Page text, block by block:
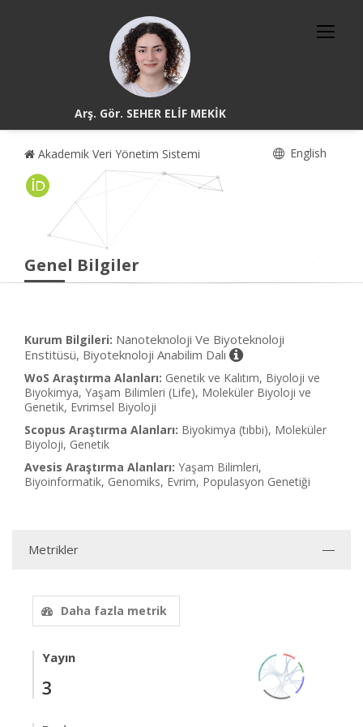
Arş. Gör. SEHER ELİF MEKİK
Akademik Veri Yönetim Sistemi English
Genel Bilgiler
Kurum Bilgileri: Nanoteknoloji Ve Biyoteknoloji
Enstitüsü, Biyoteknoloji Anabilim Dalı
WoS Araştırma Alanları: Genetik ve Kalıtım, Biyoloji ve
Biyokimya, Yaşam Bilimleri (Life), Moleküler Biyoloji ve
Genetik, Evrimsel Biyoloji
Scopus Araştırma Alanları: Biyokimya (tıbbi), Moleküler
Biyoloji, Genetik
Avesis Araştırma Alanları: Yaşam Bilimleri,
Biyoinformatik, Genomiks, Evrim, Populasyon Genetiği
Metrikler
Daha fazla metrik
Yayın
3